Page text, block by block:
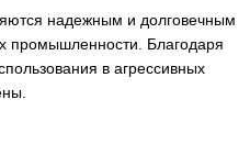
надежным и долговечным
промышленности. Благодаря
в агрессивных